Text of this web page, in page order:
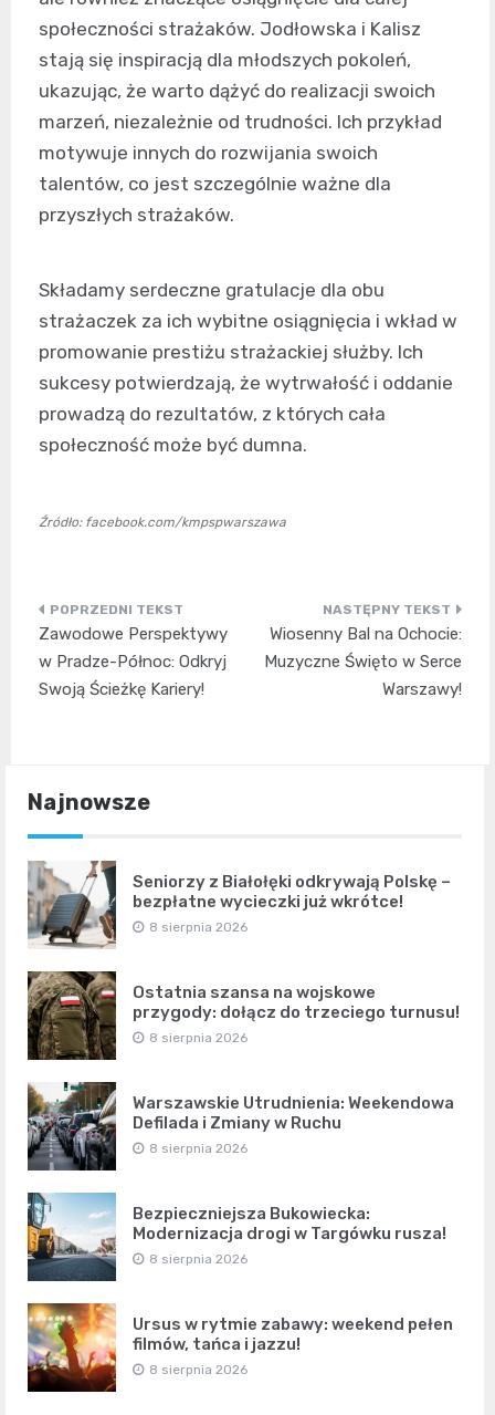
społeczności strażaków. Jodłowska i Kalisz
stają się inspiracją dla młodszych pokoleń,
ukazując, że warto dążyć do realizacji swoich
marzeń, niezależnie od trudności. Ich przykład
motywuje innych do rozwijania swoich
talentów, co jest szczególnie ważne dla
przyszłych strażaków.
Składamy serdeczne gratulacje dla obu
strażaczek za ich wybitne osiągnięcia i wkład w
promowanie prestiżu strażackiej służby. Ich
sukcesy potwierdzają, że wytrwałość i oddanie
prowadzą do rezultatów, z których cała
społeczność może być dumna.
Źródło: facebook.com/kmpspwarszawa
Nawigacja
wpisu
Zawodowe Perspektywy
w Pradze-Północ: Odkryj
Swoją Ścieżkę Kariery!
Wiosenny Bal na Ochocie:
Muzyczne Święto w Serce
Warszawy!
Najnowsze
Seniorzy z Białołęki odkrywają Polskę –
bezpłatne wycieczki już wkrótce!
8 sierpnia 2026
Ostatnia szansa na wojskowe
przygody: dołącz do trzeciego turnusu!
8 sierpnia 2026
Warszawskie Utrudnienia: Weekendowa
Defilada i Zmiany w Ruchu
8 sierpnia 2026
Bezpieczniejsza Bukowiecka:
Modernizacja drogi w Targówku rusza!
8 sierpnia 2026
Ursus w rytmie zabawy: weekend pełen
filmów, tańca i jazzu!
8 sierpnia 2026